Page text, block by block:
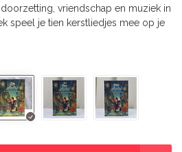
vriendschap en muziek in
speel je tien kerstliedjes mee op je